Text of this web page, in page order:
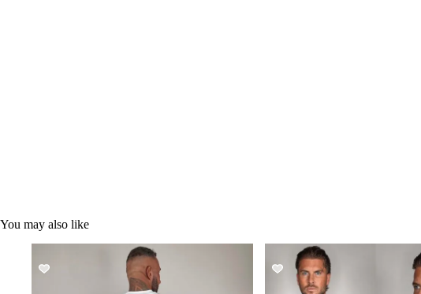
You may also like
SALE! SALE!